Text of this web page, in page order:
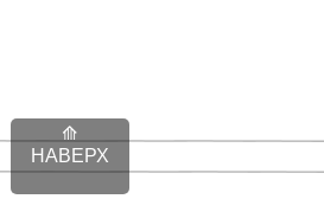
НАВЕРХ